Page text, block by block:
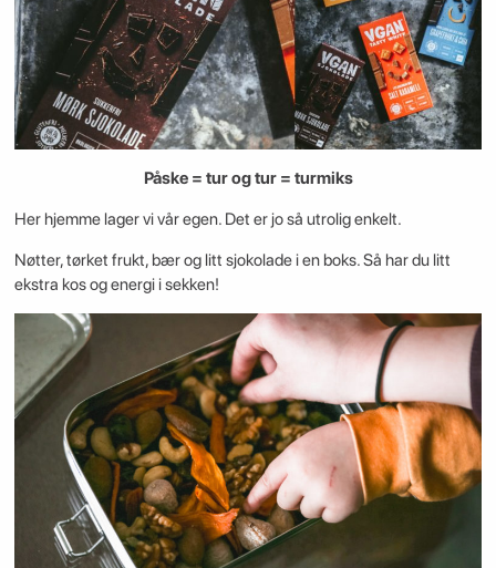
Påske = tur og tur = turmiks
Her hjemme lager vi vår egen. Det er jo så utrolig enkelt.
Nøtter, tørket frukt, bær og litt sjokolade i en boks. Så har du litt
ekstra kos og energi i sekken!